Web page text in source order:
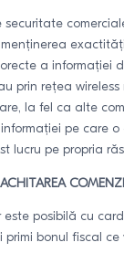
securitate
a informației
prin rețea
la fel ca alte
pe care o
lucru pe propria
COMENZII
este posibilă cu
primi bonul fiscal